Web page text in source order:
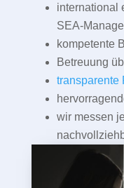
international
SEA-
kompetente
Betreuung
transparente
wir messen